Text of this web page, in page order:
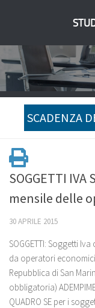
SCADENZA
SOGGETTI
mensile delle
30 APRILE 2015
SOGGETTI: Soggetti
da operatori
Repubblica di San
obbligatoria)
QUADRO SE per i